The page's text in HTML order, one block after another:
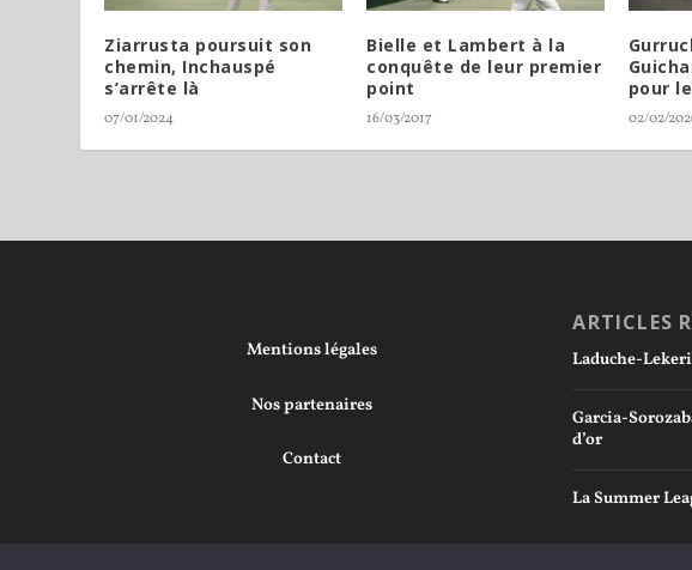
Ziarrusta poursuit son
chemin, Inchauspé
s’arrête là
07/01/2024
Bielle et Lambert à la
conquête de leur premier
point
16/03/2017
pour
02/02/
Mentions légales
Nos partenaires
Contact
ARTICLES
Laduche-
Garcia-
d’or
La Summer